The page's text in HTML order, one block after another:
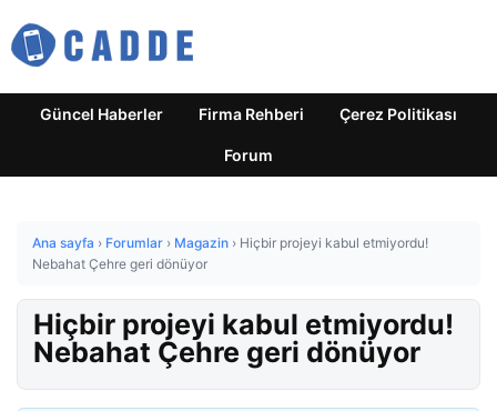
Güncel Haberler Firma Rehberi Çerez Politikası
Forum
Ana sayfa › Forumlar › Magazin › Hiçbir projeyi kabul etmiyordu!
Nebahat Çehre geri dönüyor
Hiçbir projeyi kabul etmiyordu!
Nebahat Çehre geri dönüyor